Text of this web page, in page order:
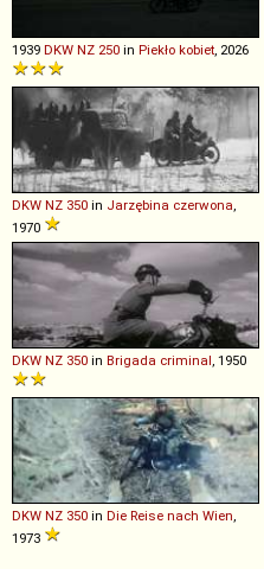
1939 DKW NZ 250 in Piekło kobiet , 2026
DKW NZ 350 in Jarzębina czerwona
1970
DKW NZ 350 in Brigada criminal , 1950
DKW NZ 350 in Die Reise nach Wien
1973